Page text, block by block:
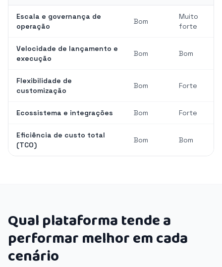
Escala e governança de
operação
Bom
Muito
forte
Velocidade de lançamento e
execução
Bom Bom
Flexibilidade de
customização
Bom Forte
Ecossistema e integrações Bom Forte
Eficiência de custo total
(TCO)
Bom Bom
Qual plataforma tende a
performar melhor em cada
cenário